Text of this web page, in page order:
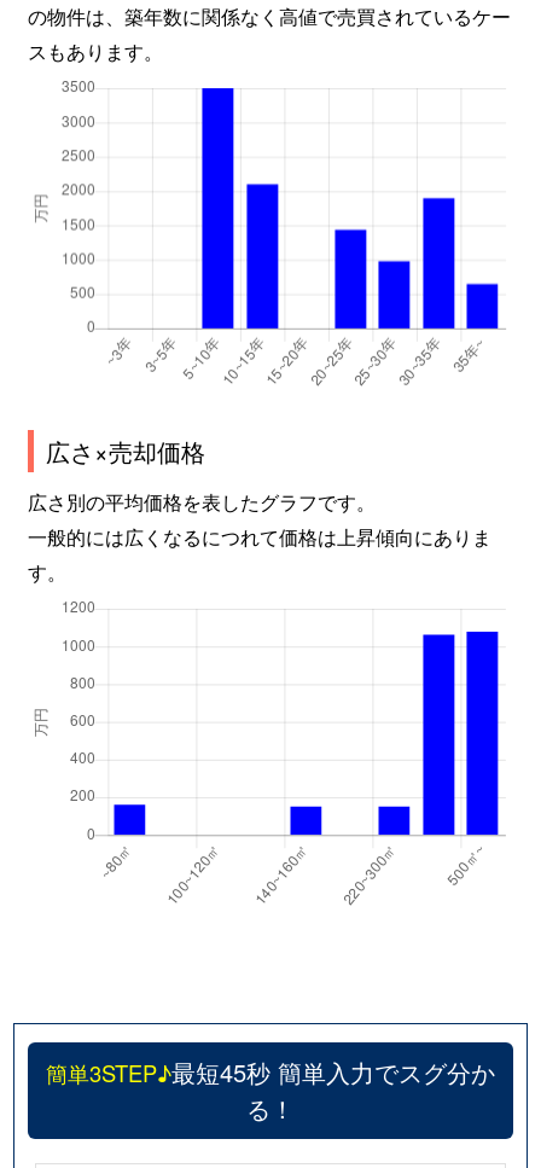
の物件は、築年数に関係なく高値で売買されているケー
スもあります。
広さ×売却価格
広さ別の平均価格を表したグラフです。
一般的には広くなるにつれて価格は上昇傾向にありま
す。
簡単3STEP♪最短45秒 簡単入力でスグ分か
る！